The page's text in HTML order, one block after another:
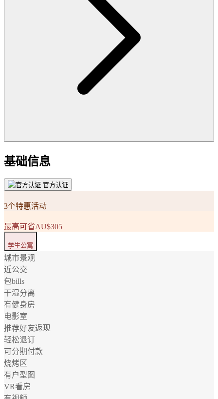
基础信息
官方认证
3个特惠活动
最高可省AU$305
学生公寓
城市景观
近公交
包bills
干湿分离
有健身房
电影室
推荐好友返现
轻松退订
可分期付款
烧烤区
有户型图
VR看房